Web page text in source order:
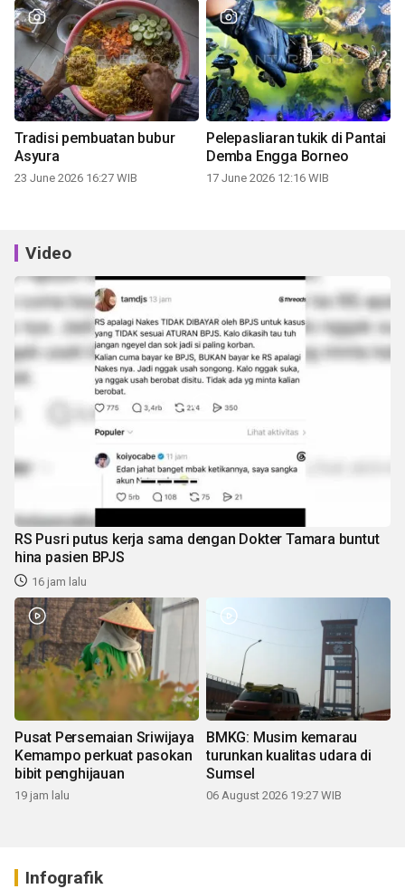
Tradisi pembuatan bubur
Asyura
23 June 2026 16:27 WIB
Pelepasliaran tukik di Pantai
Demba Engga Borneo
17 June 2026 12:16 WIB
Video
RS Pusri putus kerja sama dengan Dokter Tamara buntut
hina pasien BPJS
16 jam lalu
Pusat Persemaian Sriwijaya
Kemampo perkuat pasokan
bibit penghijauan
19 jam lalu
BMKG: Musim kemarau
turunkan kualitas udara di
Sumsel
06 August 2026 19:27 WIB
Infografik